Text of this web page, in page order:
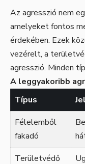
Az agresszió nem
amelyeket fontos
érdekében. Ezek
vezérelt, a
agresszió. Minden
A leggyakoribb
Típus
Félelemből
fakadó
Területvédő